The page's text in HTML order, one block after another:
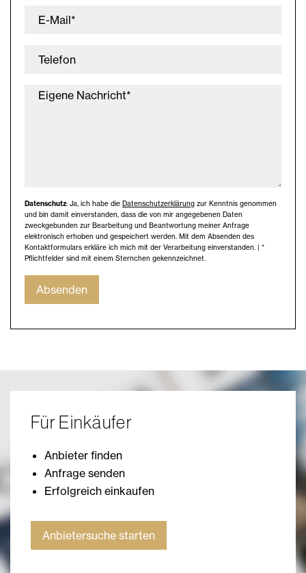
E-Mail*
Telefon
Eigene Nachricht*
Datenschutz: Ja, ich habe die Datenschutzerklärung zur Kenntnis genommen
und bin damit einverstanden, dass die von mir angegebenen Daten
zweckgebunden zur Bearbeitung und Beantwortung meiner Anfrage
elektronisch erhoben und gespeichert werden. Mit dem Absenden des
Kontaktformulars erkläre ich mich mit der Verarbeitung einverstanden. | *
Pflichtfelder sind mit einem Sternchen gekennzeichnet.
Absenden
Für Einkäufer
Anbieter finden
Anfrage senden
Erfolgreich einkaufen
Anbietersuche starten